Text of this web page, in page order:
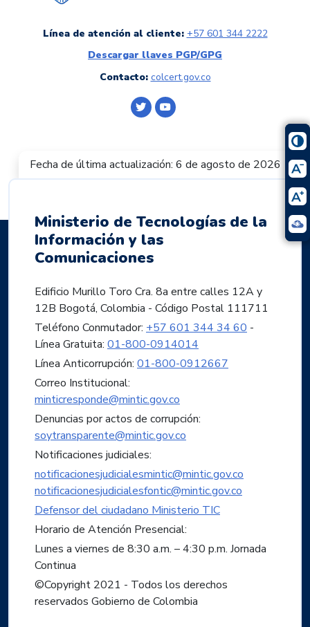
link a colCERT
Línea de atención al cliente: +57 601 344 2222
Descargar llaves PGP/GPG
Contacto: colcert.gov.co
Logo Twitter
Fecha de última actualización: 6 de agosto de 2026
Ministerio de Tecnologías de la
Información y las
Comunicaciones
Edificio Murillo Toro Cra. 8a entre calles 12A y
12B Bogotá, Colombia - Código Postal 111711
Teléfono Conmutador: +57 601 344 34 60 -
Línea Gratuita: 01-800-0914014
Línea Anticorrupción: 01-800-0912667
Correo Institucional:
minticresponde@mintic.gov.co
Denuncias por actos de corrupción:
soytransparente@mintic.gov.co
Notificaciones judiciales:
notificacionesjudicialesmintic@mintic.gov.co
notificacionesjudicialesfontic@mintic.gov.co
Defensor del ciudadano Ministerio TIC
Horario de Atención Presencial:
Lunes a viernes de 8:30 a.m. – 4:30 p.m. Jornada
Continua
©Copyright 2021 - Todos los derechos
reservados Gobierno de Colombia